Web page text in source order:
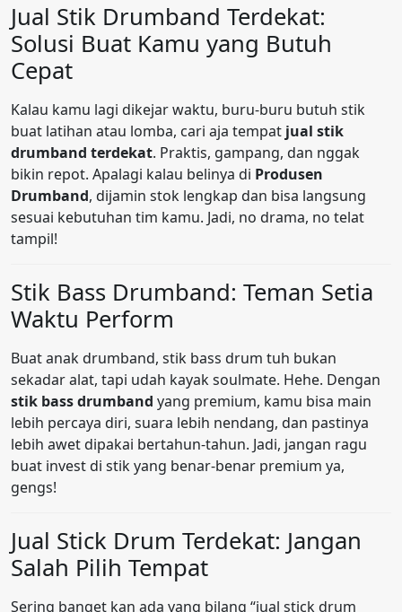
Jual Stik Drumband Terdekat:
Solusi Buat Kamu yang Butuh
Cepat
Kalau kamu lagi dikejar waktu, buru-buru butuh stik
buat latihan atau lomba, cari aja tempat jual stik
drumband terdekat. Praktis, gampang, dan nggak
bikin repot. Apalagi kalau belinya di Produsen
Drumband, dijamin stok lengkap dan bisa langsung
sesuai kebutuhan tim kamu. Jadi, no drama, no telat
tampil!
Stik Bass Drumband: Teman Setia
Waktu Perform
Buat anak drumband, stik bass drum tuh bukan
sekadar alat, tapi udah kayak soulmate. Hehe. Dengan
stik bass drumband yang premium, kamu bisa main
lebih percaya diri, suara lebih nendang, dan pastinya
lebih awet dipakai bertahun-tahun. Jadi, jangan ragu
buat invest di stik yang benar-benar premium ya,
gengs!
Jual Stick Drum Terdekat: Jangan
Salah Pilih Tempat
Sering banget kan ada yang bilang “jual stick drum